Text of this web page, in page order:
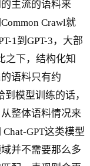
主流的语料来
Crawl就
1到GPT-3，大部
之下，结构化知
语料只有约
模型训练的话，
整体语料情况来
GPT这类模型
并不需要那么多